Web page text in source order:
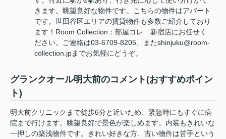
きます。眺望良好な物件です。こちらの物件はアパート
です。世田谷区エリアの賃貸物件も多数ご紹介しており
ます！Room Collection：部屋コレ 新宿店にお任せく
ださい。ご連絡は03-6709-8205、またshinjuku@room-
collection.jpまでお気軽にどうぞ。
グランクオール明大前のコメント(おすすめポイン
ト)
明大前クリニックまで徒歩6分と近いため、緊急時にもすぐに病
院まで行けます。眺望良好で景色が楽しめます。内装もきれいな
一押しの築浅物件です。きれい好きな方、古い物件は苦手という